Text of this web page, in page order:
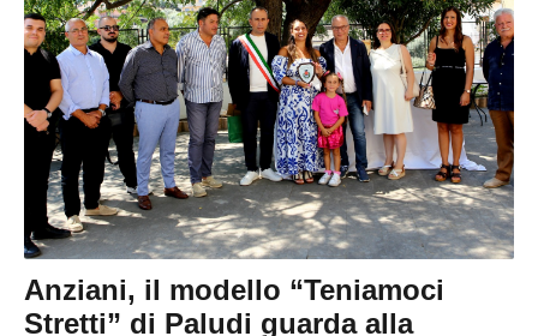
Anziani, il modello “Teniamoci
Stretti” di Paludi guarda alla